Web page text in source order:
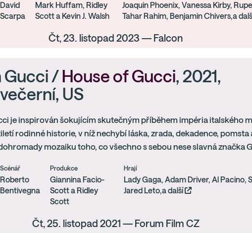
David
Scarpa
Mark Huffam, Ridley
Scott a Kevin J. Walsh
Joaquin Phoenix, Vanessa Kirby,
Tahar Rahim, Benjamin Chivers,a
Čt, 23. listopad 2023 — Falcon
Gucci /House of Gucci, 2021,
US
je inspirován šokujícím skutečným příběhem impéria italského
rodinné historie, v níž nechybí láska, zrada, dekadence, pomsta
mozaiku toho, co všechno s sebou nese slavná značka
Scénář
Roberto
Bentivegna
Produkce
Giannina Facio-
Scott a Ridley
Scott
Hrají
Lady Gaga, Adam Driver, Al Pacino,
Jared Leto,a další
Čt, 25. listopad 2021 — Forum Film CZ